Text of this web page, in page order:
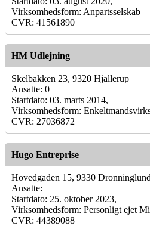
Virksomhedsform: Anpartsselskab
CVR: 41561890
HM Udlejning
Skelbakken 23, 9320 Hjallerup
Ansatte: 0
Startdato: 03. marts 2014,
Virksomhedsform:
CVR: 27036872
Hugo Entreprise
Hovedgaden 15, 9330 Dronninglund
Ansatte:
Startdato: 25. oktober 2023,
Virksomhedsform: Personligt ejet
CVR: 44389088